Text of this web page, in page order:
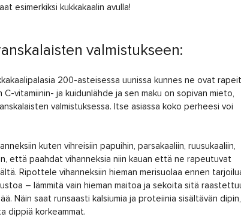
esimerkiksi kukkakaalin avulla!
valmistukseen:
200-asteisessa uunissa kunnes ne ovat
vitamiinin- ja kuidunlähde ja sen maku on sopivan mieto,
valmistuksessa. Itse asiassa koko perheesi voi
kuten vihreisiin papuihin, parsakaaliin, ruusukaaliin,
että paahdat vihanneksia niin kauan että ne rapeutuvat
Ripottele vihanneksiin hieman merisuolaa ennen
– lämmitä vain hieman maitoa ja sekoita sitä
Näin saat runsaasti kalsiumia ja proteiinia sisältävän dipin,
dippiä korkeammat.